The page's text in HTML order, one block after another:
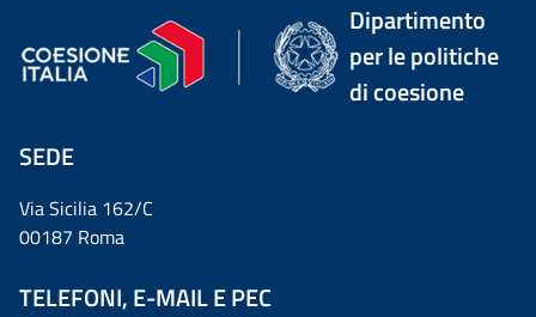
Dipartimento
per le politiche
di coesione
SEDE
Via Sicilia 162/C
00187 Roma
TELEFONI, E-MAIL E PEC